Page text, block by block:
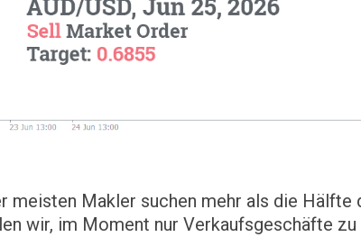
meisten Makler suchen mehr als die Hälfte
wir, im Moment nur Verkaufsgeschäfte